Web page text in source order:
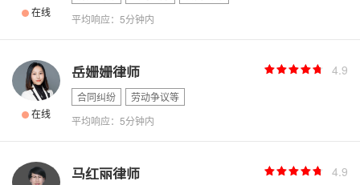
在线
平均响应：5分钟内
在线
4.9
岳姗姗律师
合同纠纷
劳动争议等
平均响应：5分钟内
4.9
马红丽律师